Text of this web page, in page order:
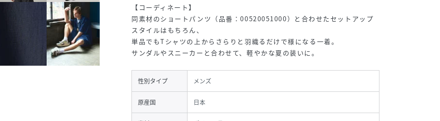
【コーディネート】
同素材のショートパンツ（品番：00520051000）と合わせたセットアップ
スタイルはもちろん、
単品でもTシャツの上からさらりと羽織るだけで様になる一着。
サンダルやスニーカーと合わせて、軽やかな夏の装いに。
性別タイプ メンズ
原産国 日本